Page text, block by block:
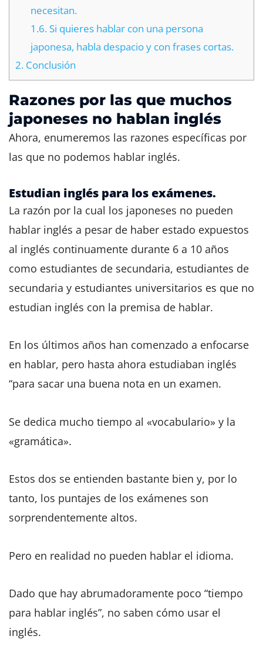
necesitan.
1.6.Si quieres hablar con una persona
japonesa, habla despacio y con frases cortas.
2. Conclusión
Razones por las que muchos
japoneses no hablan inglés
Ahora, enumeremos las razones específicas por
las que no podemos hablar inglés.
Estudian inglés para los exámenes.
La razón por la cual los japoneses no pueden
hablar inglés a pesar de haber estado expuestos
al inglés continuamente durante 6 a 10 años
como estudiantes de secundaria, estudiantes de
secundaria y estudiantes universitarios es que no
estudian inglés con la premisa de hablar.
En los últimos años han comenzado a enfocarse
en hablar, pero hasta ahora estudiaban inglés
“para sacar una buena nota en un examen.
Se dedica mucho tiempo al «vocabulario» y la
«gramática».
Estos dos se entienden bastante bien y, por lo
tanto, los puntajes de los exámenes son
sorprendentemente altos.
Pero en realidad no pueden hablar el idioma.
Dado que hay abrumadoramente poco “tiempo
para hablar inglés”, no saben cómo usar el
inglés.